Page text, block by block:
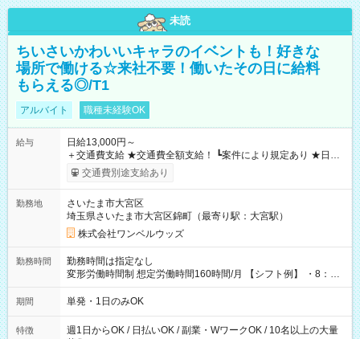
未読
ちいさいかわいいキャラのイベントも！好きな
場所で働ける☆来社不要！働いたその日に給料
もらえる◎/T1
アルバイト 職種未経験OK
給与
日給13,000円～
＋交通費支給 ★交通費全額支給！ ┗案件により規定あり ★日払
いOK！（規定あり） ┗働いたその日に現金GET♪ お仕事後はコ
ンビニATMから 日払い分を引き落とせます！ 【試用期間】試
交通費別途支給あり
勤務地
さいたま市大宮区
埼玉県さいたま市大宮区錦町（最寄り駅：大宮駅）
株式会社ワンベルウッズ
勤務時間
勤務時間は指定なし
変形労働時間制 想定労働時間160時間/月 【シフト例】 ・8：00
～21：00
期間 単発・1日のみOK
特徴
週1日からOK / 日払いOK / 副業・WワークOK / 10名以上の大量